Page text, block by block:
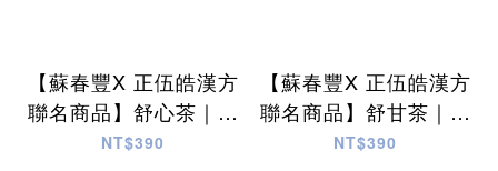
【蘇春豐X 正伍皓漢方
聯名商品】舒心茶｜寧
心安眠入睡、激活保護
NT$390
【蘇春豐X 正伍皓漢方
聯名商品】舒甘茶｜激
活增強體力 舒護雙眼
NT$390